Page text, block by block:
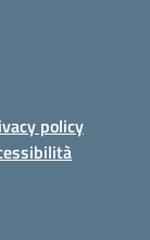
policy